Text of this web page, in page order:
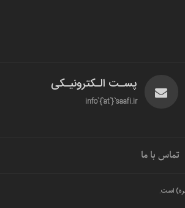
پسـت الـکترونیـکی
info`{`at`}`saafi.ir
تماس با ما
است.